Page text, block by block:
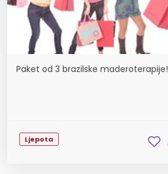
Paket od 3 brazilske maderoterapije!
Ljepota